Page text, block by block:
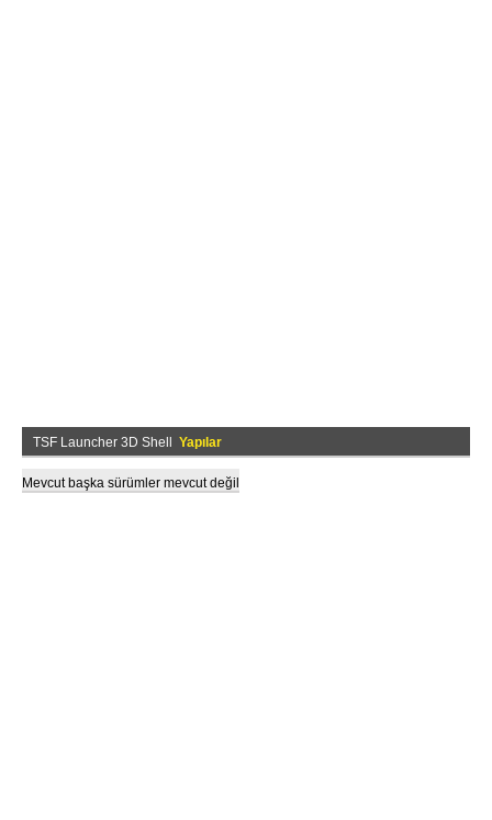
TSF Launcher 3D Shell Yapılar
Mevcut başka sürümler mevcut değil